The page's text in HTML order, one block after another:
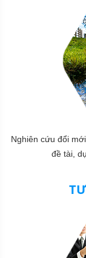
Nghiên cứu đổi
đề tài,